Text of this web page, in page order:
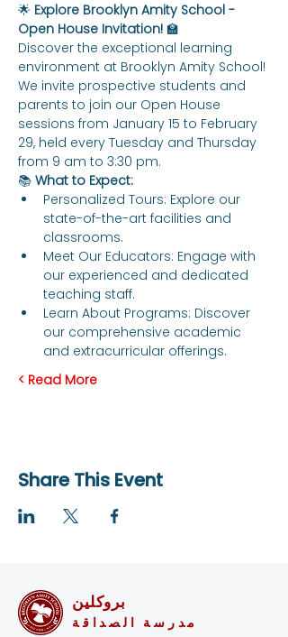
🌟 Explore Brooklyn Amity School -
Open House Invitation! 🏫
Discover the exceptional learning
environment at Brooklyn Amity School!
We invite prospective students and
parents to join our Open House
sessions from January 15 to February
29, held every Tuesday and Thursday
from 9 am to 3:30 pm.
📚 What to Expect:
Personalized Tours: Explore our
state-of-the-art facilities and
classrooms.
Meet Our Educators: Engage with
our experienced and dedicated
teaching staff.
Learn About Programs: Discover
our comprehensive academic
and extracurricular offerings.
Read More >
Share This Event
بروكلين
مدرسة الصداقة